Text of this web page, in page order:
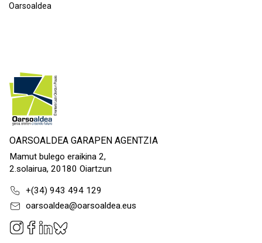
Oarsoaldea
OARSOALDEA GARAPEN AGENTZIA
Mamut bulego eraikina 2,
2.solairua, 20180 Oiartzun
+(34) 943 494 129
oarsoaldea@oarsoaldea.eus